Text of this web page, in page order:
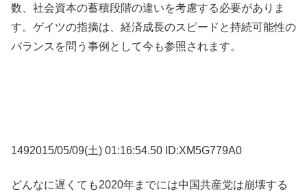
数、社会資本の蓄積段階の違いを考慮する必要がありま
す。ゲイツの指摘は、経済成長のスピードと持続可能性の
バランスを問う事例として今も参照されます。
1492015/05/09(土) 01:16:54.50 ID:XM5G779A0
どんなに遅くても2020年までには中国共産党は崩壊する